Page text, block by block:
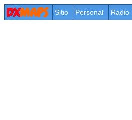
Sitio Personal Radio